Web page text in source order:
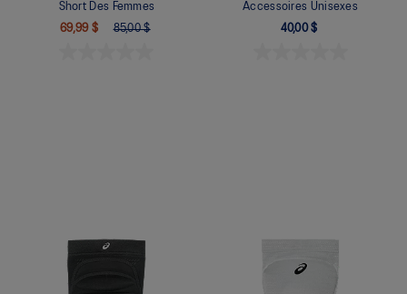
Short Des Femmes
69,99 $
85,00 $
Accessoires Unisexes
40,00 $